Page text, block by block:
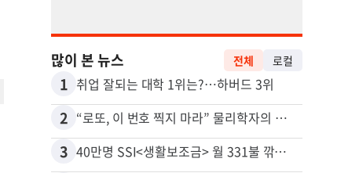
많이 본 뉴스 전체 로컬
1 취업 잘되는 대학 1위는?…하버드 3위
2 “로또, 이 번호 찍지 마라” 물리학자의 당첨금 높이는 비밀
3 40만명 SSI<생활보조금> 월 331불 깎이나